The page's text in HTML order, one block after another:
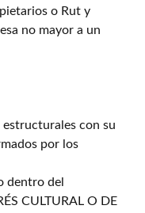
o Rut y
no mayor a un
con su
por los
dentro del
CULTURAL O DE